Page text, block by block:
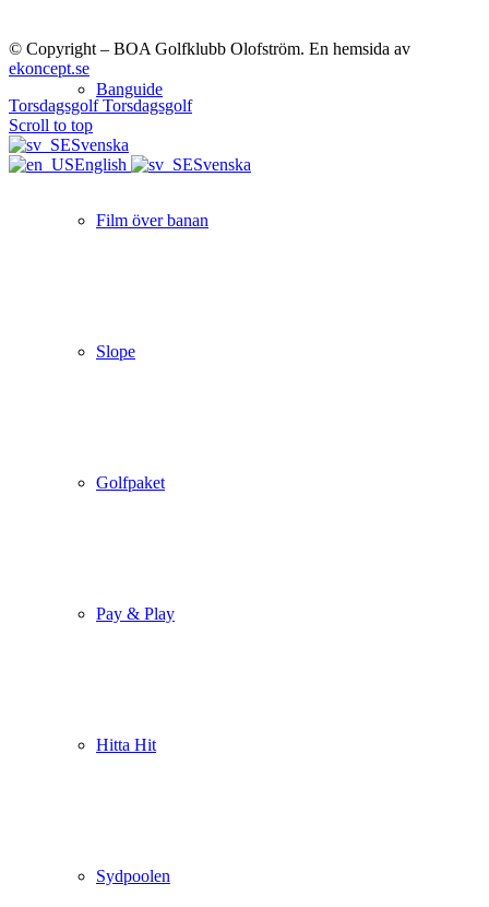
Banguide
Film över banan
Slope
Golfpaket
Pay & Play
Hitta Hit
Sydpoolen
© Copyright – BOA Golfklubb Olofström. En hemsida av
ekoncept.se
Torsdagsgolf Torsdagsgolf
Scroll to top
Svenska
English
Svenska